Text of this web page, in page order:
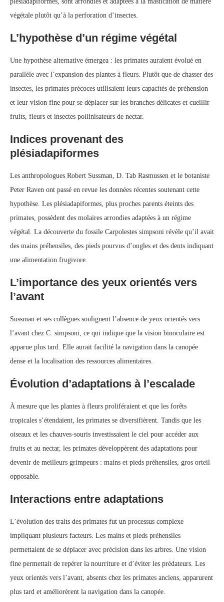
végétale plutôt qu’à la perforation d’insectes.
L’hypothèse d’un régime végétal
Une hypothèse alternative émergea : les primates auraient évolué en
parallèle avec l’expansion des plantes à fleurs. Plutôt que de chasser des
insectes, les primates précoces utilisaient leurs capacités de préhension
et leur vision fine pour se déplacer sur les branches délicates et cueillir
fruits, fleurs et insectes pollinisateurs de nectar.
Indices provenant des
plésiadapiformes
Les anthropologues Robert Sussman, D. Tab Rasmussen et le botaniste
Peter Raven ont passé en revue les données récentes soutenant cette
hypothèse. Les plésiadapiformes, plus proches parents éteints des
primates, possèdent des molaires arrondies adaptées à un régime
végétal. La découverte du fossile Carpolestes simpsoni révèle qu’il avait
des mains préhensiles, des pieds pourvus d’ongles et des dents indiquant
une alimentation frugivore.
L’importance des yeux orientés vers
l’avant
Sussman et ses collègues soulignent l’absence de yeux orientés vers
l’avant chez C. simpsoni, ce qui indique que la vision binoculaire est
apparue plus tard. Elle aurait facilité la navigation dans la canopée
dense et la localisation des ressources alimentaires.
Évolution d’adaptations à l’escalade
À mesure que les plantes à fleurs proliféraient et que les forêts
tropicales s’étendaient, les primates se diversifièrent. Tandis que les
oiseaux et les chauves-souris investissaient le ciel pour accéder aux
fruits et au nectar, les primates développèrent des adaptations pour
devenir de meilleurs grimpeurs : mains et pieds préhensiles, gros orteil
opposable.
Interactions entre adaptations
L’évolution des traits des primates fut un processus complexe
impliquant plusieurs facteurs. Les mains et pieds préhensiles
permettaient de se déplacer avec précision dans les arbres. Une vision
fine permettait de repérer la nourriture et d’éviter les prédateurs. Les
yeux orientés vers l’avant, absents chez les primates anciens, apparurent
plus tard et améliorèrent la navigation dans la canopée.